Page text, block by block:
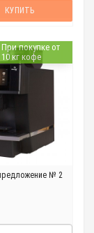
КУПИТЬ
При покупке от
10 кг кофе
№ 2